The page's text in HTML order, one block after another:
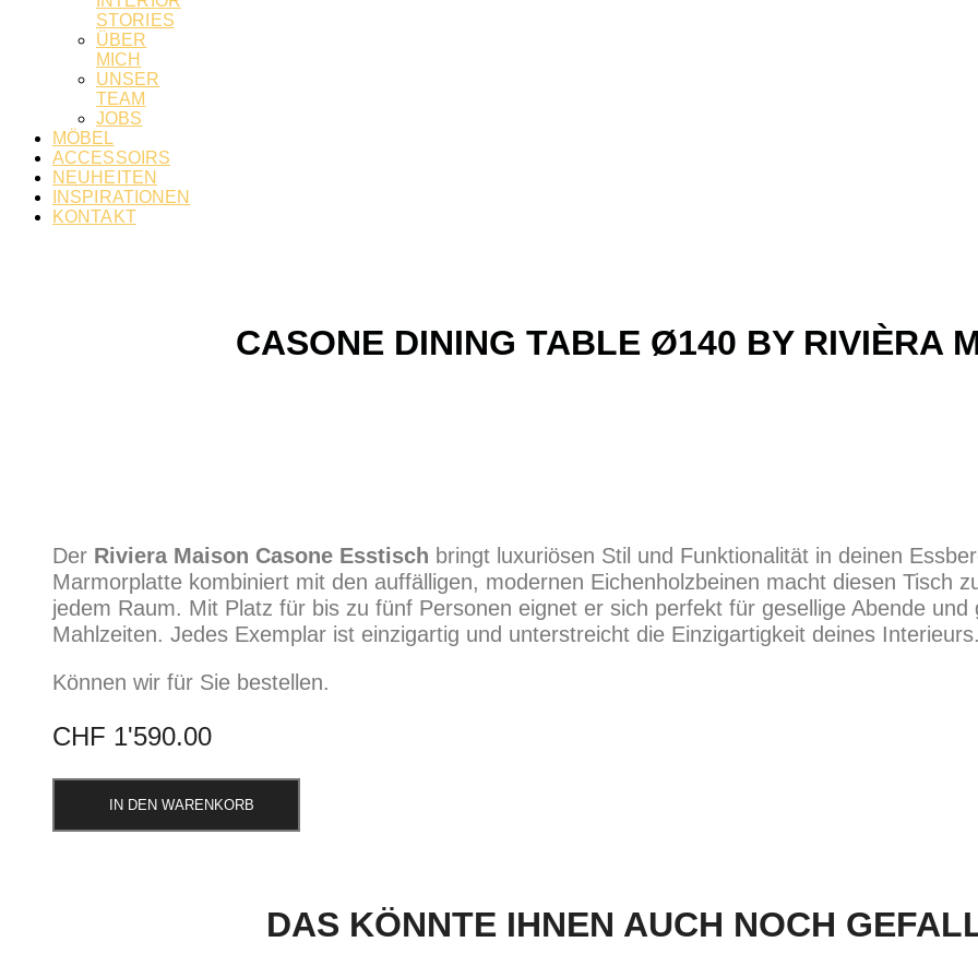
STORIES
ÜBER
MICH
UNSER
TEAM
JOBS
MÖBEL
ACCESSOIRS
NEUHEITEN
INSPIRATIONEN
KONTAKT
CASONE DINING TABLE Ø140 BY RIVIÈRA
Der Riviera Maison Casone Esstisch bringt luxuriösen Stil und Funktionalität in deinen
Marmorplatte kombiniert mit den auffälligen, modernen Eichenholzbeinen macht diesen Tisch
jedem Raum. Mit Platz für bis zu fünf Personen eignet er sich perfekt für gesellige Abende und
Mahlzeiten. Jedes Exemplar ist einzigartig und unterstreicht die Einzigartigkeit deines Interieurs.
Können wir für Sie bestellen.
CHF 1'590.00
IN DEN WARENKORB
DAS KÖNNTE IHNEN AUCH NOCH